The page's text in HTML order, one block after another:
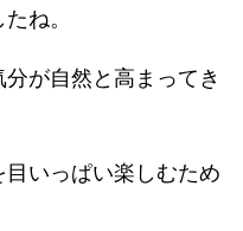
ね。
が自然と高まってき
いっぱい楽しむため